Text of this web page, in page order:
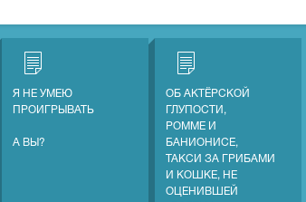
Я НЕ УМЕЮ
ПРОИГРЫВАТЬ
А ВЫ?
ОБ АКТЁРСКОЙ
ГЛУПОСТИ,
РОММЕ И
БАНИОНИСЕ,
ТАКСИ ЗА ГРИБАМИ
И КОШКЕ, НЕ
ОЦЕНИВШЕЙ